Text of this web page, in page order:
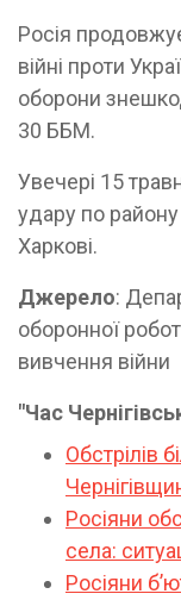
Росія
війні проти
оборони
30 ББМ.
Увечері 15
удару по
Харкові.
Джерело:
оборонної
вивчення війни
"Час
Обстрілів
Росіяни
села:
Росіяни